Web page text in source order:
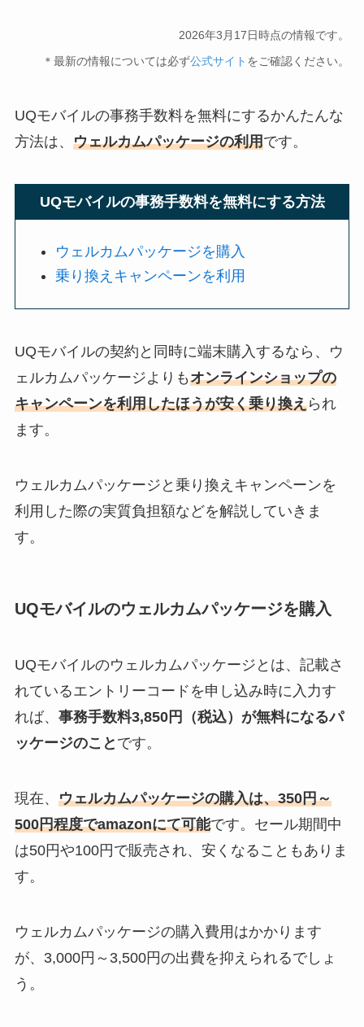
2026年3月17日時点の情報です。
＊最新の情報については必ず公式サイト をご確認ください。
UQモバイルの事務手数料を無料にするかんたんな
方法は、 ウェルカムパッケージの利用です。
UQモバイルの事務手数料を無料にする方法
ウェルカムパッケージを購入
乗り換えキャンペーンを利用
UQモバイルの契約と同時に端末購入するなら、ウ
ェルカムパッケージよりもオンラインショップの
キャンペーンを利用したほうが安く乗り換えられ
ます。
ウェルカムパッケージと乗り換えキャンペーンを
利用した際の実質負担額などを解説していきま
す。
UQモバイルのウェルカムパッケージを購入
UQモバイルのウェルカムパッケージとは、記載さ
れているエントリーコードを申し込み時に入力す
れば、 事務手数料3,850円（税込）が無料になるパ
ッケージのこと です。
現在、 ウェルカムパッケージの購入は、350円～
500円程度でamazonにて可能です。セール期間中
は50円や100円で販売され、安くなることもありま
す。
ウェルカムパッケージの購入費用はかかります
が、3,000円～3,500円の出費を抑えられるでしょ
う。